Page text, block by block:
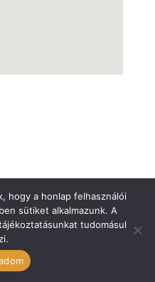
hogy a honlap felhasználói
sütiket alkalmazunk. A
tudomásul